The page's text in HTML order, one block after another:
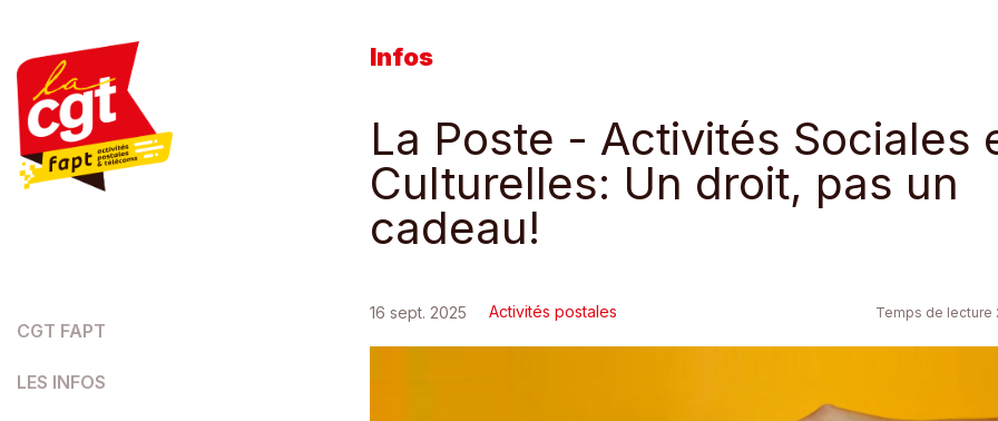
CGT FAPT
LES INFOS
Infos
La Poste - Activités Sociales
Culturelles: Un droit, pas un
cadeau!
16 sept. 2025 Activités postales Temps de lecture